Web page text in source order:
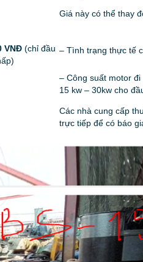
VNĐ (chỉ đầu
Giá này có thể thay
– Tình trạng thực tế
– Công suất motor
15 kw – 30kw cho
Các nhà cung cấp
trực tiếp để có báo